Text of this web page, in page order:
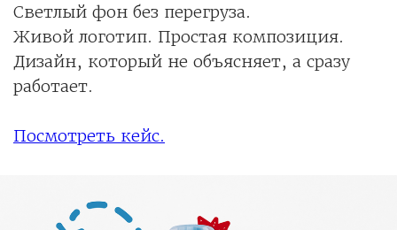
Светлый фон без перегруза.
Живой логотип. Простая композиция.
Дизайн, который не объясняет, а сразу
работает.
Посмотреть кейс.